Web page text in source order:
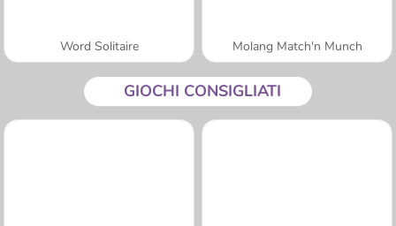
Word Solitaire Molang Match'n Munch
GIOCHI CONSIGLIATI